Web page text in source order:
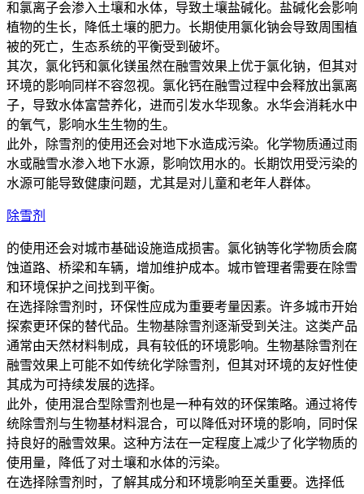
和氯离子会渗入土壤和水体，导致土壤盐碱化。盐碱化会影响
植物的生长，降低土壤的肥力。长期使用氯化钠会导致周围植
被的死亡，生态系统的平衡受到破坏。
其次，氯化钙和氯化镁虽然在融雪效果上优于氯化钠，但其对
环境的影响同样不容忽视。氯化钙在融雪过程中会释放出氯离
子，导致水体富营养化，进而引发水华现象。水华会消耗水中
的氧气，影响水生生物的生。
此外，除雪剂的使用还会对地下水造成污染。化学物质通过雨
水或融雪水渗入地下水源，影响饮用水的。长期饮用受污染的
水源可能导致健康问题，尤其是对儿童和老年人群体。
除雪剂
的使用还会对城市基础设施造成损害。氯化钠等化学物质会腐
蚀道路、桥梁和车辆，增加维护成本。城市管理者需要在除雪
和环境保护之间找到平衡。
在选择除雪剂时，环保性应成为重要考量因素。许多城市开始
探索更环保的替代品。生物基除雪剂逐渐受到关注。这类产品
通常由天然材料制成，具有较低的环境影响。生物基除雪剂在
融雪效果上可能不如传统化学除雪剂，但其对环境的友好性使
其成为可持续发展的选择。
此外，使用混合型除雪剂也是一种有效的环保策略。通过将传
统除雪剂与生物基材料混合，可以降低对环境的影响，同时保
持良好的融雪效果。这种方法在一定程度上减少了化学物质的
使用量，降低了对土壤和水体的污染。
在选择除雪剂时，了解其成分和环境影响至关重要。选择低